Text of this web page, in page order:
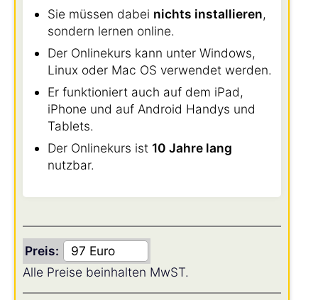
Sie müssen dabei nichts installieren,
sondern lernen online.
Der Onlinekurs kann unter Windows,
Linux oder Mac OS verwendet werden.
Er funktioniert auch auf dem iPad,
iPhone und auf Android Handys und
Tablets.
Der Onlinekurs ist 10 Jahre lang
nutzbar.
Preis:
Alle Preise beinhalten MwST.